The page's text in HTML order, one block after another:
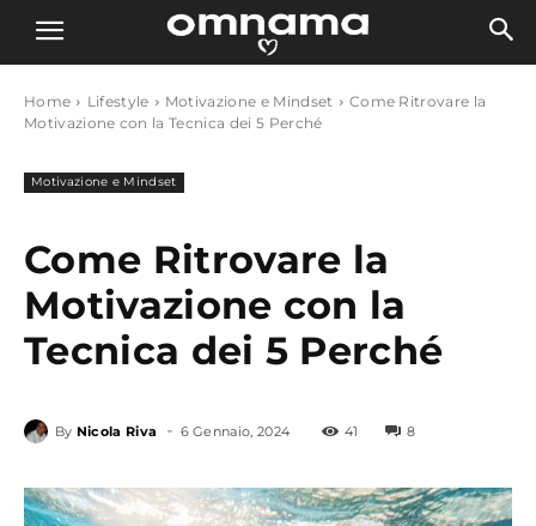
Home Lifestyle Motivazione e Mindset
Come Ritrovare la
Motivazione con la Tecnica dei 5 Perché
Motivazione e Mindset
Come Ritrovare la
Motivazione con la
Tecnica dei 5 Perché
By Nicola Riva - 6 Gennaio, 2024 41 8